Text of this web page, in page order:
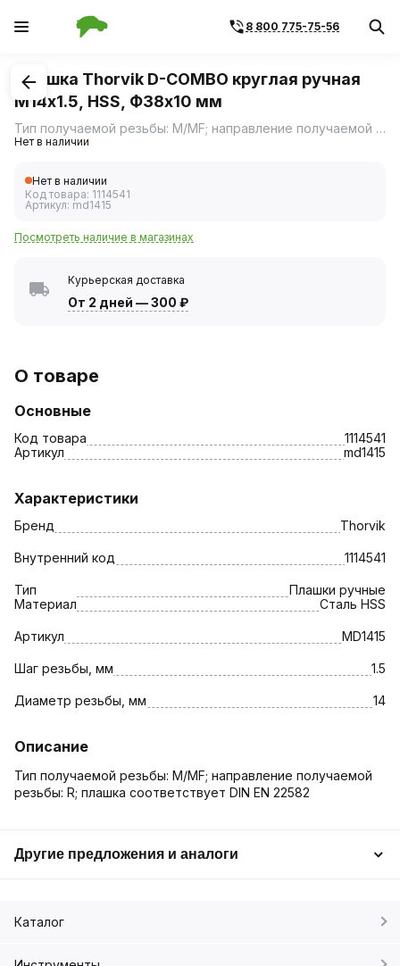
8 800 775-75-56
1/1
Плашка Thorvik D-COMBO круглая ручная
М14х1.5, HSS, Ф38х10 мм
Тип получаемой резьбы: M/MF; направление получаемой резьбы: R; плашка соответствует DIN EN 22582
Нет в наличии
Нет в наличии
Код товара: 1114541
Артикул: md1415
Посмотреть наличие в магазинах
Курьерская доставка
От 2 дней —300 ₽
О товаре
Основные
Код товара
1114541
Артикул
md1415
Характеристики
Бренд Thorvik
Внутренний код 1114541
Тип
Плашки ручные
Материал
Сталь HSS
Артикул MD1415
Шаг резьбы, мм 1.5
Диаметр резьбы, мм 14
Описание
Тип получаемой резьбы: M/MF; направление получаемой
резьбы: R; плашка соответствует DIN EN 22582
Другие предложения и аналоги
Каталог